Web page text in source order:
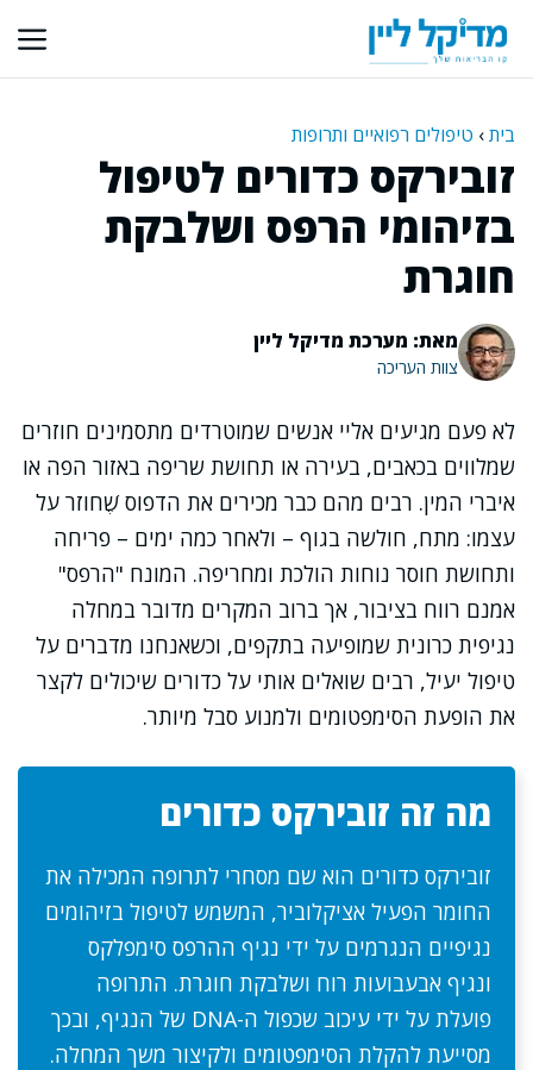
לתוכן
בית› טיפולים רפואיים ותרופות
זובירקס כדורים לטיפול
בזיהומי הרפס ושלבקת
חוגרת
מאת: מערכת מדיקל ליין
צוות העריכה
לא פעם מגיעים אליי אנשים שמוטרדים מתסמינים חוזרים
שמלווים בכאבים, בעירה או תחושת שריפה באזור הפה או
איברי המין. רבים מהם כבר מכירים את הדפוס שֶׁחוזר על
עצמו: מתח, חולשה בגוף – ולאחר כמה ימים – פריחה
ותחושת חוסר נוחות הולכת ומחריפה. המונח "הרפס"
אמנם רווח בציבור, אך ברוב המקרים מדובר במחלה
נגיפית כרונית שמופיעה בתקפים, וכשאנחנו מדברים על
טיפול יעיל, רבים שואלים אותי על כדורים שיכולים לקצר
את הופעת הסימפטומים ולמנוע סבל מיותר.
מה זה זובירקס כדורים
זובירקס כדורים הוא שם מסחרי לתרופה המכילה את
החומר הפעיל אציקלוביר, המשמש לטיפול בזיהומים
נגיפיים הנגרמים על ידי נגיף ההרפס סימפלקס
ונגיף אבעבועות רוח ושלבקת חוגרת. התרופה
פועלת על ידי עיכוב שכפול ה-DNA של הנגיף, ובכך
מסייעת להקלת הסימפטומים ולקיצור משך המחלה.